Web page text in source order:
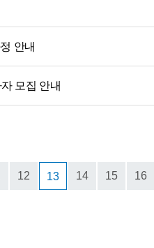
안내
모집 안내
12 13 14 15 16